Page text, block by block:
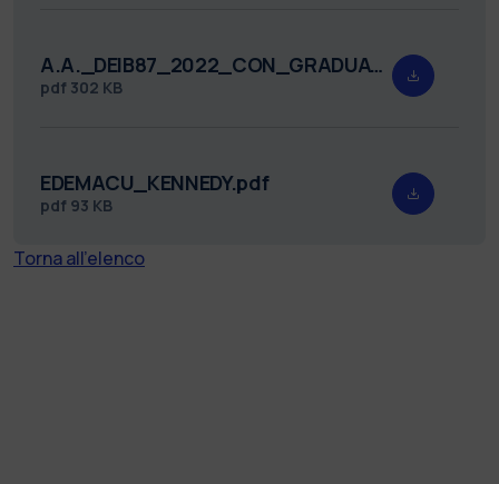
A.A._DEIB87_2022_CON_GRADUATORIA_FIRMATO.pdf
pdf 302 KB
EDEMACU_KENNEDY.pdf
pdf 93 KB
Torna all'elenco